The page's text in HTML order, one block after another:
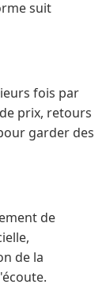
suit
fois par
prix, retours
garder des
de
de la